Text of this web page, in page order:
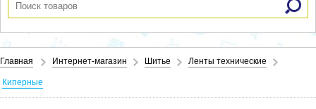
Главная Интернет-магазин Шитье Ленты технические
Киперные